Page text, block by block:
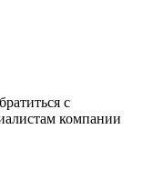
с
компании